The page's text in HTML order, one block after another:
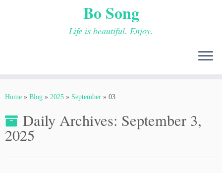
Bo Song
Life is beautiful. Enjoy.
Home » Blog » 2025 » September » 03
Daily Archives: September 3,
2025